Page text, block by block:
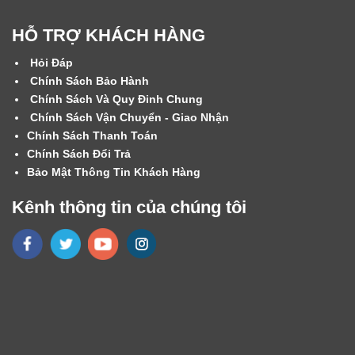
HỖ TRỢ KHÁCH HÀNG
Hỏi Đáp
Chính Sách Bảo Hành
Chính Sách Và Quy Đinh Chung
Chính Sách Vận Chuyển - Giao Nhận
Chính Sách Thanh Toán
Chính Sách Đổi Trả
Bảo Mật Thông Tin Khách Hàng
Kênh thông tin của chúng tôi